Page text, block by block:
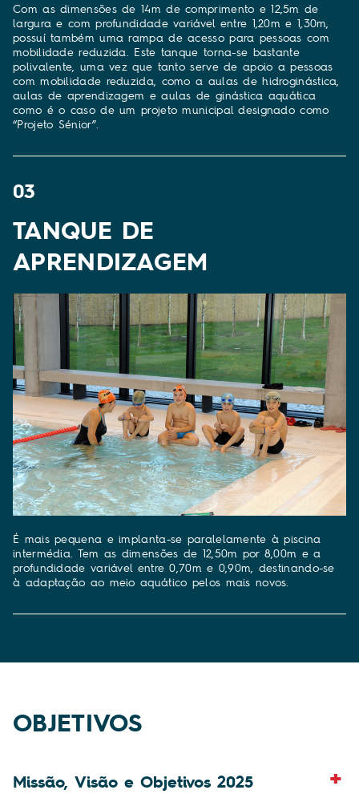
Com as dimensões de 14m de comprimento e 12,5m de
largura e com profundidade variável entre 1,20m e 1,30m,
possuí também uma rampa de acesso para pessoas com
mobilidade reduzida. Este tanque torna-se bastante
polivalente, uma vez que tanto serve de apoio a pessoas
com mobilidade reduzida, como a aulas de hidroginástica,
aulas de aprendizagem e aulas de ginástica aquática
como é o caso de um projeto municipal designado como
“Projeto Sénior”.
03
TANQUE DE
APRENDIZAGEM
É mais pequena e implanta-se paralelamente à piscina
intermédia. Tem as dimensões de 12,50m por 8,00m e a
profundidade variável entre 0,70m e 0,90m, destinando-se
à adaptação ao meio aquático pelos mais novos.
OBJETIVOS
Missão, Visão e Objetivos 2025